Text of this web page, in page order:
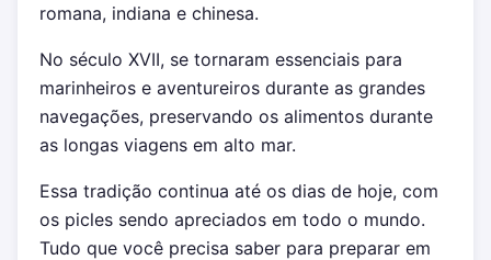
romana, indiana e chinesa.
No século XVII, se tornaram essenciais para
marinheiros e aventureiros durante as grandes
navegações, preservando os alimentos durante
as longas viagens em alto mar.
Essa tradição continua até os dias de hoje, com
os picles sendo apreciados em todo o mundo.
Tudo que você precisa saber para preparar em